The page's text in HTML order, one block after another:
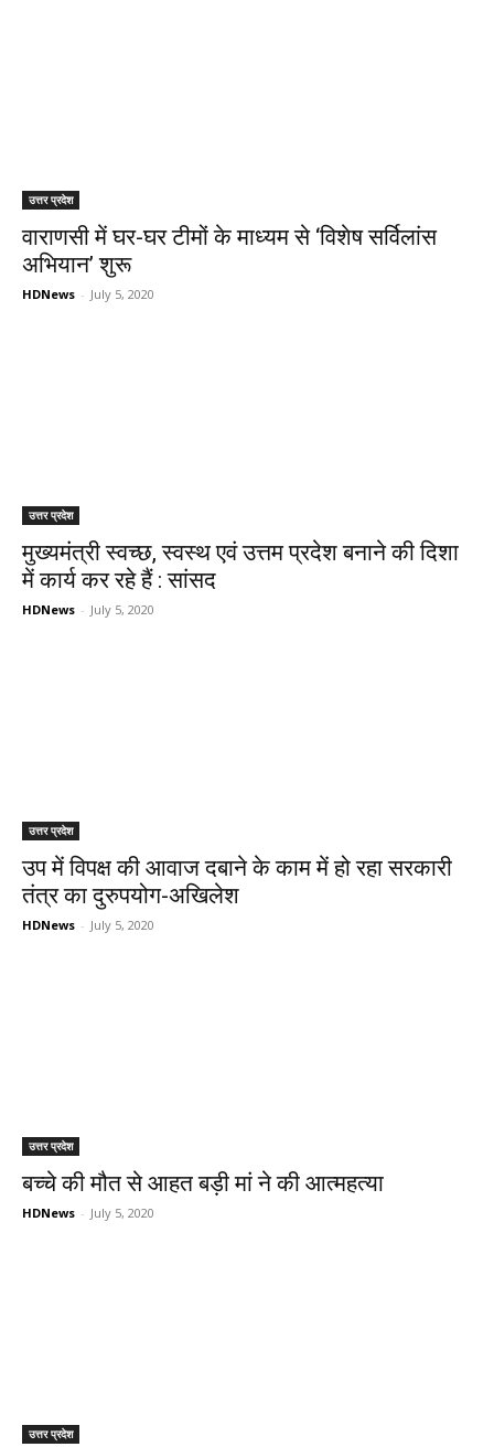
उत्तर प्रदेश
वाराणसी में घर-घर टीमों के माध्यम से ‘विशेष सर्विलांस
अभियान’ शुरू
HDNews - July 5, 2020
उत्तर प्रदेश
मुख्यमंत्री स्वच्छ, स्वस्थ एवं उत्तम प्रदेश बनाने की दिशा
में कार्य कर रहे हैं : सांसद
HDNews - July 5, 2020
उत्तर प्रदेश
उप में विपक्ष की आवाज दबाने के काम में हो रहा सरकारी
तंत्र का दुरुपयोग-अखिलेश
HDNews - July 5, 2020
उत्तर प्रदेश
बच्चे की मौत से आहत बड़ी मां ने की आत्महत्या
HDNews - July 5, 2020
उत्तर प्रदेश